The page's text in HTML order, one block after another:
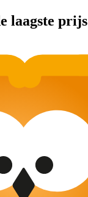
laagste prijs